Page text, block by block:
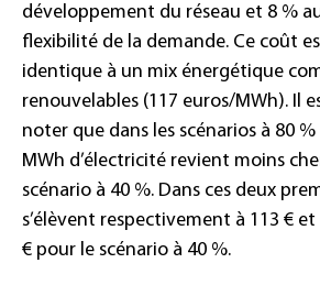
développement du réseau et 8 %
flexibilité de la demande. Ce coût
identique à un mix énergétique
renouvelables (117 euros/MWh). Il
noter que dans les scénarios à 80 %
MWh d’électricité revient moins
scénario à 40 %. Dans ces deux
s’élèvent respectivement à 113 €
€ pour le scénario à 40 %.